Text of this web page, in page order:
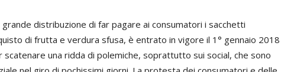
distribuzione di far pagare ai consumatori i sacchetti
di frutta e verdura sfusa, è entrato in vigore il 1° gennaio 2018
una ridda di polemiche, soprattutto sui social, che sono